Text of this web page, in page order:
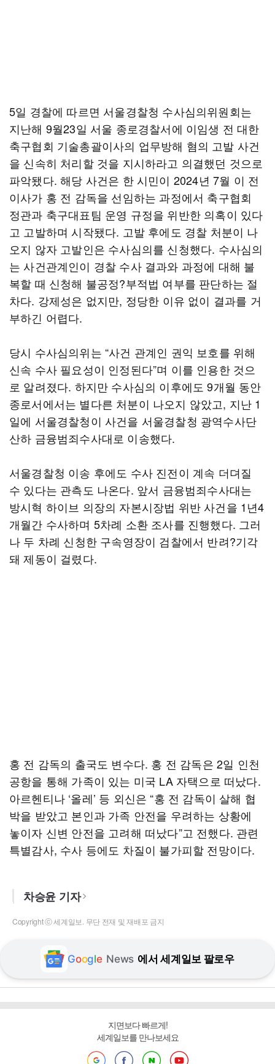
5일 경찰에 따르면 서울경찰청 수사심의위원회는
지난해 9월23일 서울 종로경찰서에 이임생 전 대한
축구협회 기술총괄이사의 업무방해 혐의 고발 사건
을 신속히 처리할 것을 지시하라고 의결했던 것으로
파악됐다. 해당 사건은 한 시민이 2024년 7월 이 전
이사가 홍 전 감독을 선임하는 과정에서 축구협회
정관과 축구대표팀 운영 규정을 위반한 의혹이 있다
고 고발하며 시작됐다. 고발 후에도 경찰 처분이 나
오지 않자 고발인은 수사심의를 신청했다. 수사심의
는 사건관계인이 경찰 수사 결과와 과정에 대해 불
복할 때 신청해 불공정?부적법 여부를 판단하는 절
차다. 강제성은 없지만, 정당한 이유 없이 결과를 거
부하긴 어렵다.
당시 수사심의위는 “사건 관계인 권익 보호를 위해
신속 수사 필요성이 인정된다”며 이를 인용한 것으
로 알려졌다. 하지만 수사심의 이후에도 9개월 동안
종로서에서는 별다른 처분이 나오지 않았고, 지난 1
일에 서울경찰청이 사건을 서울경찰청 광역수사단
산하 금융범죄수사대로 이송했다.
서울경찰청 이송 후에도 수사 진전이 계속 더뎌질
수 있다는 관측도 나온다. 앞서 금융범죄수사대는
방시혁 하이브 의장의 자본시장법 위반 사건을 1년4
개월간 수사하며 5차례 소환 조사를 진행했다. 그러
나 두 차례 신청한 구속영장이 검찰에서 반려?기각
돼 제동이 걸렸다.
홍 전 감독의 출국도 변수다. 홍 전 감독은 2일 인천
공항을 통해 가족이 있는 미국 LA 자택으로 떠났다.
아르헨티나 ‘올레’ 등 외신은 “홍 전 감독이 살해 협
박을 받았고 본인과 가족 안전을 우려하는 상황에
놓이자 신변 안전을 고려해 떠났다”고 전했다. 관련
특별감사, 수사 등에도 차질이 불가피할 전망이다.
차승윤 기자
Copyright ⓒ 세계일보. 무단 전재 및 재배포 금지
Google News 에서 세계일보 팔로우
지면보다 빠르게!
세계일보를 만나보세요